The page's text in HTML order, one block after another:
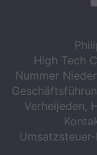
High Tech
Nummer
Verheijeden,